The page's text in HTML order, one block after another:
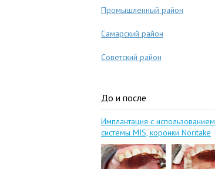
Промышленный район
Самарский район
Советский район
До и после
Имплантация с использованием
системы MIS, коронки Noritake